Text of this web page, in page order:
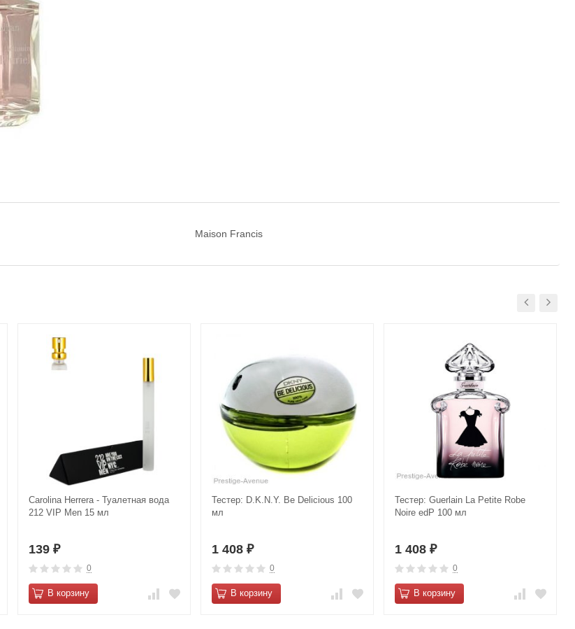
Maison Francis
Carolina Herrera - Туалетная вода
212 VIP Men 15 мл
139 ₽
0
В корзину
Тестер: D.K.N.Y. Be Delicious 100
мл
1 408 ₽
0
В корзину
Тестер: Guerlain La Petite Robe
Noire edP 100 мл
1 408 ₽
0
В корзину